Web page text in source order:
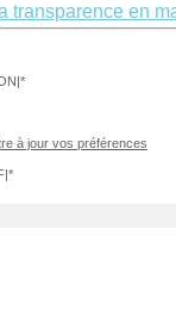
transparence en
à jour vos préférences